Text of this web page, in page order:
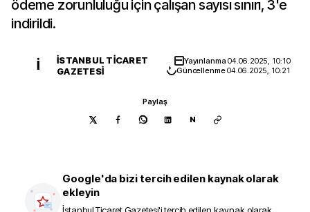
ödeme zorunluluğu için çalışan sayısı sınırı, 3'e
indirildi.
İ
İSTANBUL TICARET
GAZETESI
Yayınlanma04.06.2025, 10:10
Güncellenme04.06.2025, 10:21
Paylaş
N
Google'da bizi tercih edilen kaynak olarak
ekleyin